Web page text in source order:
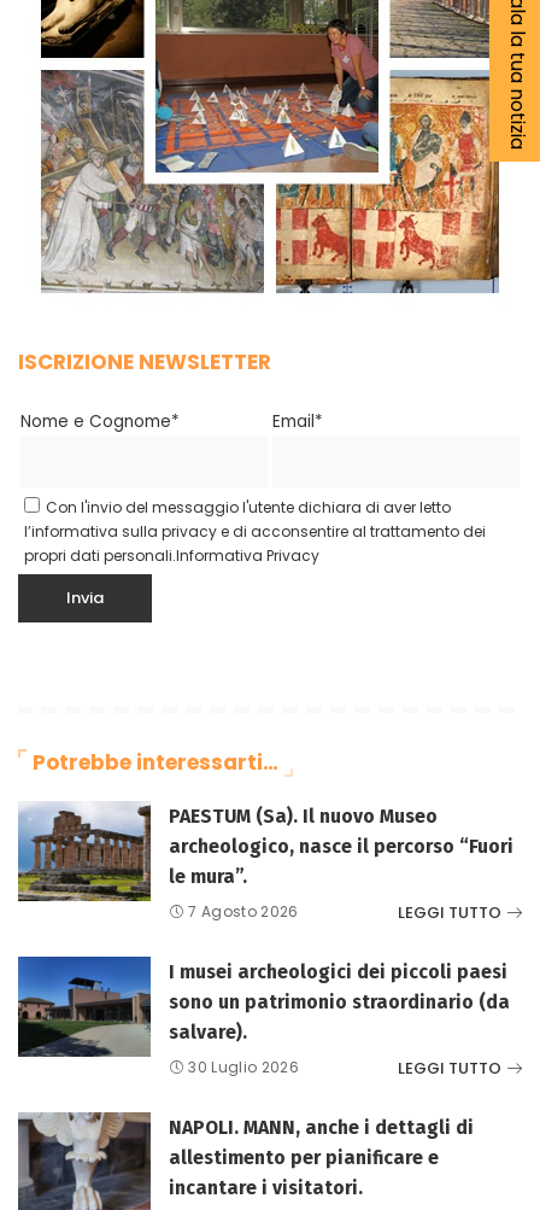
ISCRIZIONE NEWSLETTER
Nome e Cognome* Email*
Con l'invio del messaggio l'utente dichiara di aver letto
l’informativa sulla privacy e di acconsentire al trattamento dei
propri dati personali.Informativa Privacy
Potrebbe interessarti…
PAESTUM (Sa). Il nuovo Museo
archeologico, nasce il percorso “Fuori
le mura”.
7 Agosto 2026 LEGGI TUTTO
I musei archeologici dei piccoli paesi
sono un patrimonio straordinario (da
salvare).
30 Luglio 2026 LEGGI TUTTO
NAPOLI. MANN, anche i dettagli di
allestimento per pianificare e
incantare i visitatori.
Segnala la tua notizia